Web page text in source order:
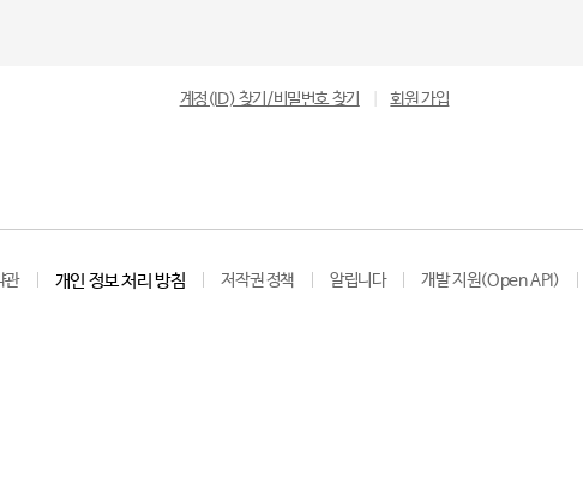
계정(ID) 찾기/비밀번호 찾기 회원 가입
관 개인 정보 처리 방침 저작권 정책 알립니다 개발 지원(Open API)